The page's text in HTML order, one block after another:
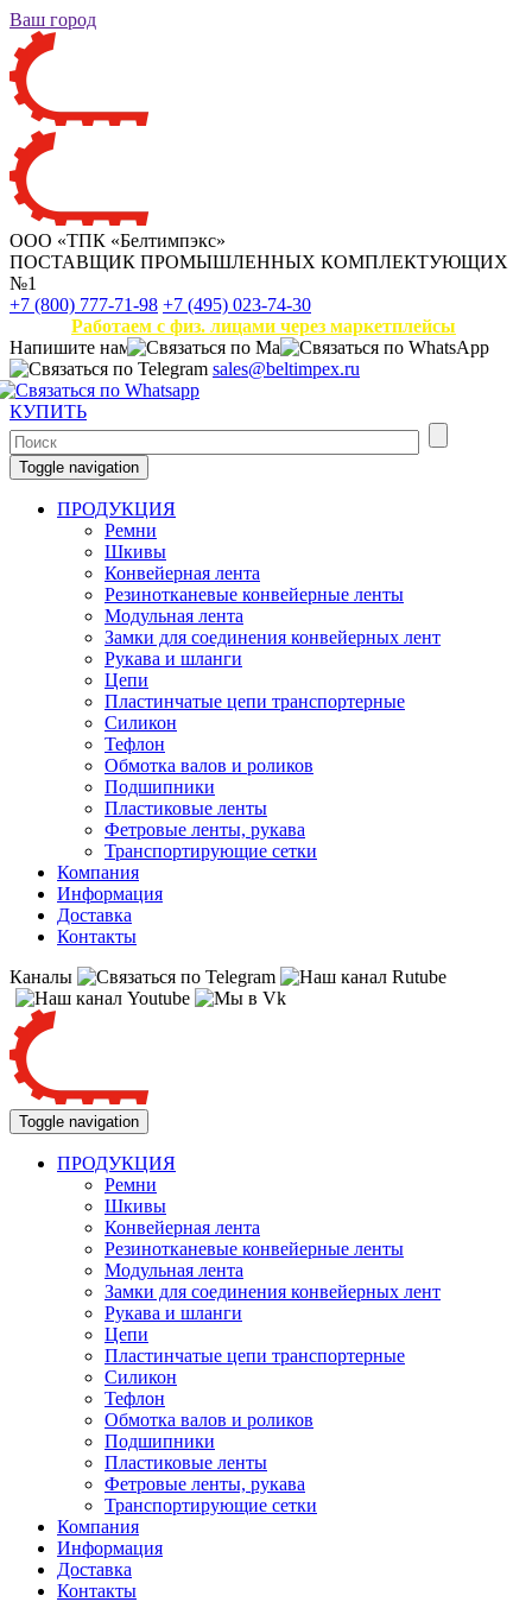
Ваш город
ООО «ТПК «Белтимпэкс»
ПОСТАВЩИК ПРОМЫШЛЕННЫХ КОМПЛЕКТУЮЩИХ
№1
+7 (800) 777-71-98 +7 (495) 023-74-30
Работаем с физ. лицами через маркетплейсы
Напишите нам
sales@beltimpex.ru
КУПИТЬ
Toggle navigation
ПРОДУКЦИЯ
Ремни
Шкивы
Конвейерная лента
Резинотканевые конвейерные ленты
Модульная лента
Замки для соединения конвейерных лент
Рукава и шланги
Цепи
Пластинчатые цепи транспортерные
Силикон
Тефлон
Обмотка валов и роликов
Подшипники
Пластиковые ленты
Фетровые ленты, рукава
Транспортирующие сетки
Компания
Информация
Доставка
Контакты
Каналы
Toggle navigation
ПРОДУКЦИЯ
Ремни
Шкивы
Конвейерная лента
Резинотканевые конвейерные ленты
Модульная лента
Замки для соединения конвейерных лент
Рукава и шланги
Цепи
Пластинчатые цепи транспортерные
Силикон
Тефлон
Обмотка валов и роликов
Подшипники
Пластиковые ленты
Фетровые ленты, рукава
Транспортирующие сетки
Компания
Информация
Доставка
Контакты